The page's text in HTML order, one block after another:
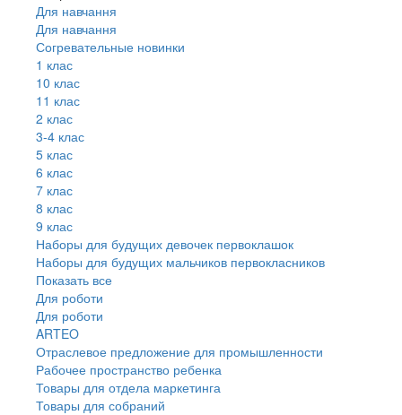
Для навчання
Для навчання
Согревательные новинки
1 клас
10 клас
11 клас
2 клас
3-4 клас
5 клас
6 клас
7 клас
8 клас
9 клас
Наборы для будущих девочек первоклашок
Наборы для будущих мальчиков первокласников
Показать все
Для роботи
Для роботи
ARTEO
Отраслевое предложение для промышленности
Рабочее пространство ребенка
Товары для отдела маркетинга
Товары для собраний